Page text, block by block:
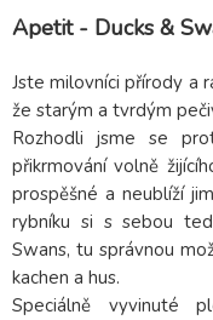
Apetit - Ducks &
Jste milovníci přírody a
že starým a tvrdým
Rozhodli jsme se
přikrmování volně
prospěšné a neublíží
rybníku si s sebou
Swans, tu správnou
kachen a hus.
Speciálně vyvinuté